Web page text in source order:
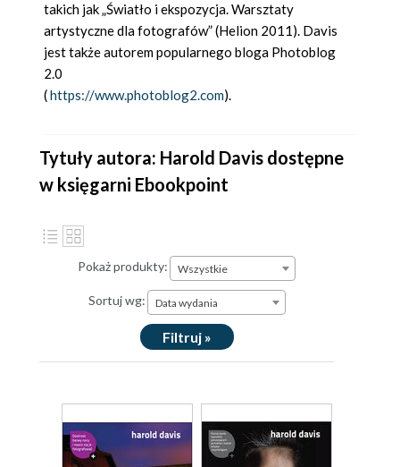
takich jak „Światło i ekspozycja. Warsztaty
artystyczne dla fotografów” (Helion 2011). Davis
jest także autorem popularnego bloga Photoblog
2.0
(https://www.photoblog2.com).
Tytuły autora: Harold Davis dostępne
w księgarni Ebookpoint
Pokaż produkty: Wszystkie
Sortuj wg: Data wydania
Filtruj »